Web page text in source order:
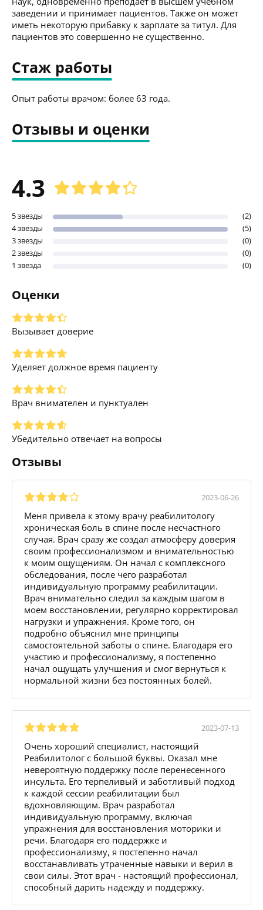
заведении и принимает пациентов. Также он может
иметь некоторую прибавку к зарплате за титул. Для
пациентов это совершенно не существенно.
Стаж работы
Опыт работы врачом: более 63 года.
Отзывы и оценки
4.3
5 звезды
(2)
4 звезды
(5)
3 звезды
(0)
2 звезды
(0)
1 звезда
(0)
Оценки
Вызывает доверие
Уделяет должное время пациенту
Врач внимателен и пунктуален
Убедительно отвечает на вопросы
Отзывы
2023-06-26
Меня привела к этому врачу реабилитологу
хроническая боль в спине после несчастного
случая. Врач сразу же создал атмосферу доверия
своим профессионализмом и внимательностью
к моим ощущениям. Он начал с комплексного
обследования, после чего разработал
индивидуальную программу реабилитации.
Врач внимательно следил за каждым шагом в
моем восстановлении, регулярно корректировал
нагрузки и упражнения. Кроме того, он
подробно объяснил мне принципы
самостоятельной заботы о спине. Благодаря его
участию и профессионализму, я постепенно
начал ощущать улучшения и смог вернуться к
нормальной жизни без постоянных болей.
2023-07-13
Очень хороший специалист, настоящий
Реабилитолог с большой буквы. Оказал мне
невероятную поддержку после перенесенного
инсульта. Его терпеливый и заботливый подход
к каждой сессии реабилитации был
вдохновляющим. Врач разработал
индивидуальную программу, включая
упражнения для восстановления моторики и
речи. Благодаря его поддержке и
профессионализму, я постепенно начал
восстанавливать утраченные навыки и верил в
свои силы. Этот врач - настоящий профессионал,
способный дарить надежду и поддержку.